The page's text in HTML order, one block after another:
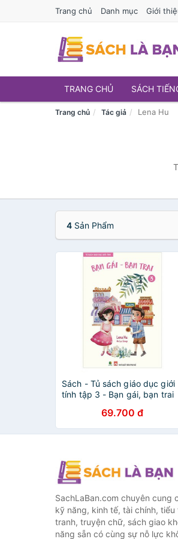
Trang chủ Danh mục Giới
TRANG CHỦ SÁCH
Trang chủ Tác giả Lena Hu
4 Sản Phẩm
Sách - Tủ sách giáo dục giới
tính tập 3 - Bạn gái, bạn trai
69.700 đ
SachLaBan.com chuyên cung
kỹ năng, kinh tế, tài chính,
tranh, truyện chữ, sách giao
năng sẵn có cùng sự nỗ lực